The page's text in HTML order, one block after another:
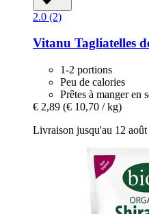
2.0 (2)
Vitanu Tagliatelles
1-2 portions
Peu de calories
Prêtes à manger en
€ 2,89 (€ 10,70 / kg)
Livraison jusqu'au 12 août